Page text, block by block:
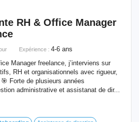
RH & Office Manager
Expérience : 4-6 ans
Manager freelance, j’interviens sur
RH et organisationnels avec rigueur,
Forte de plusieurs années
administrative et assistanat de dir...